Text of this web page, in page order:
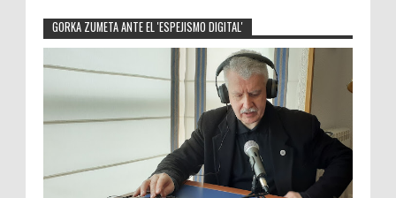
GORKA ZUMETA ANTE EL 'ESPEJISMO DIGITAL'